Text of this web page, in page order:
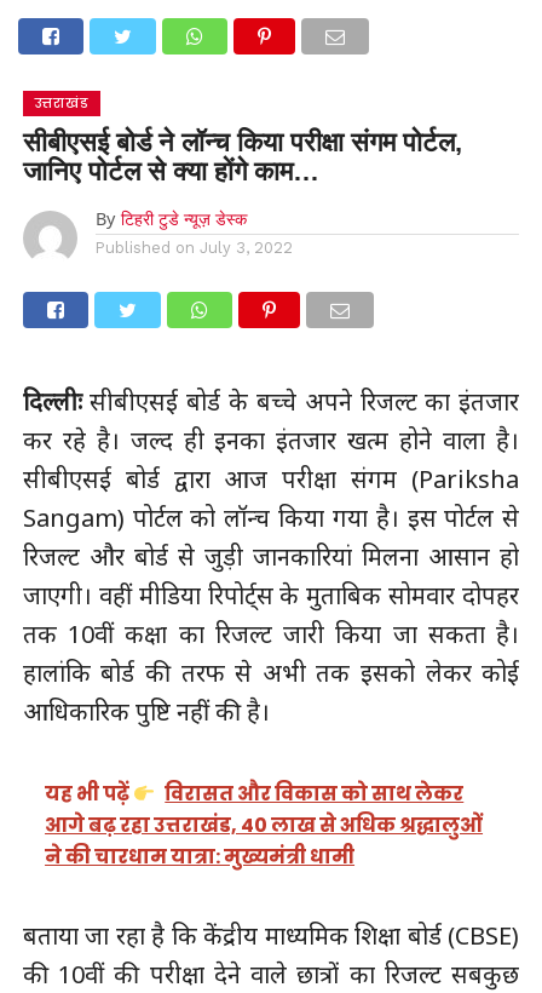
उत्तराखंड
सीबीएसई बोर्ड ने लॉन्च किया परीक्षा संगम पोर्टल,
जानिए पोर्टल से क्या होंगे काम…
By टिहरी टुडे न्यूज़ डेस्क
Published on July 3, 2022
दिल्लीःसीबीएसई बोर्ड के बच्चे अपने रिजल्ट का इंतजार
कर रहे है। जल्द ही इनका इंतजार खत्म होने वाला है।
सीबीएसई बोर्ड द्वारा आज परीक्षा संगम (Pariksha
Sangam) पोर्टल को लॉन्च किया गया है। इस पोर्टल से
रिजल्ट और बोर्ड से जुड़ी जानकारियां मिलना आसान हो
जाएगी। वहीं मीडिया रिपोर्ट्स के मुताबिक सोमवार दोपहर
तक 10वीं कक्षा का रिजल्ट जारी किया जा सकता है।
हालांकि बोर्ड की तरफ से अभी तक इसको लेकर कोई
आधिकारिक पुष्टि नहीं की है।
यह भी पढ़ें
विरासत और विकास को साथ लेकर
आगे बढ़ रहा उत्तराखंड, 40 लाख से अधिक श्रद्धालुओं
ने की चारधाम यात्रा: मुख्यमंत्री धामी
बताया जा रहा है कि केंद्रीय माध्यमिक शिक्षा बोर्ड (CBSE)
की 10वीं की परीक्षा देने वाले छात्रों का रिजल्ट सबकुछ